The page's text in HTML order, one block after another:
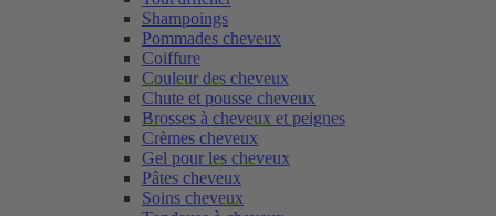
Shampoings
Pommades cheveux
Coiffure
Couleur des cheveux
Chute et pousse cheveux
Brosses à cheveux et peignes
Crèmes cheveux
Gel pour les cheveux
Pâtes cheveux
Soins cheveux